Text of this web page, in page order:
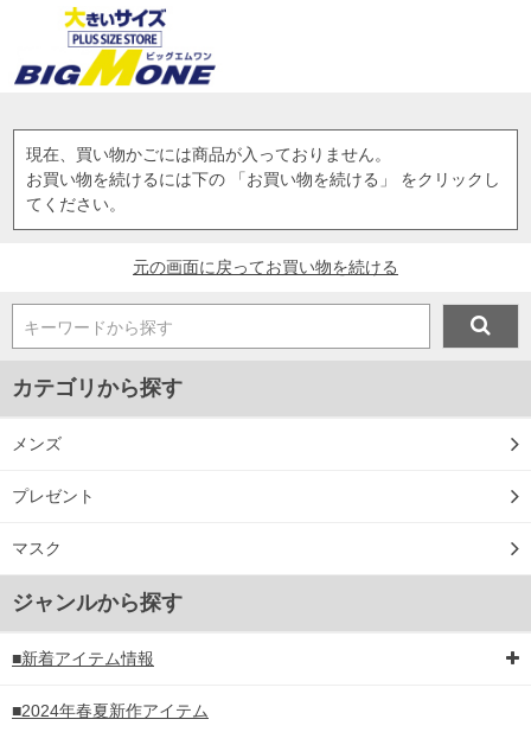
現在、買い物かごには商品が入っておりません。
お買い物を続けるには下の 「お買い物を続ける」 をクリックし
てください。
元の画面に戻ってお買い物を続ける
キーワードから探す
カテゴリから探す
メンズ
プレゼント
マスク
ジャンルから探す
■新着アイテム情報
■2024年春夏新作アイテム